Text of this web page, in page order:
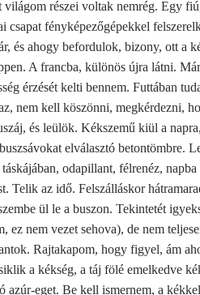
világom részei voltak nemrég. Egy
csapat fényképezőgépekkel
és ahogy befordulok, bizony, ott a
A francba, különös újra látni.
érzését kelti bennem. Futtában
nem kell köszönni, megkérdezni,
és leülök. Kékszemű kiül a
elválasztó betontömbre.
odapillant, félrenéz,
Telik az idő. Felszálláskor
ül le a buszon. Tekintetét
ez nem vezet sehova), de nem
Rajtakapom, hogy figyel, ám
a kékség, a táj fölé emelkedve
azúr-eget. Be kell ismernem, a